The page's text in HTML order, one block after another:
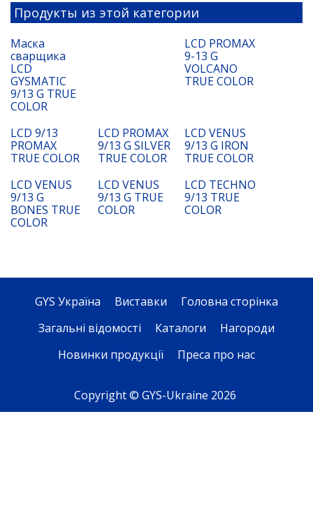
Продукты из этой категории
Маска
сварщика
LCD
GYSMATIC
9/13 G TRUE
COLOR
LCD PROMAX
9-13 G
VOLCANO
TRUE COLOR
LCD 9/13
PROMAX
TRUE COLOR
LCD PROMAX
9/13 G SILVER
TRUE COLOR
LCD VENUS
9/13 G IRON
TRUE COLOR
LCD VENUS
9/13 G
BONES TRUE
COLOR
LCD VENUS
9/13 G TRUE
COLOR
LCD TECHNO
9/13 TRUE
COLOR
GYS Україна Виставки
Головна сторінка
Загальні відомості
Каталоги
Нагороди
Новинки продукції
Преса про нас
Copyright © GYS-Ukraine 2026